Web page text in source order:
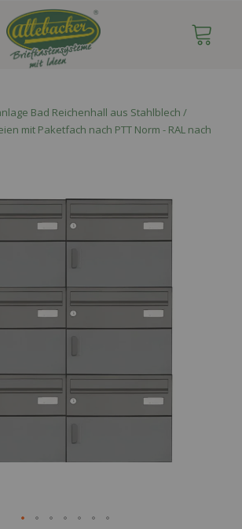
Bad Reichenhall aus Stahlblech /
mit Paketfach nach PTT Norm - RAL nach